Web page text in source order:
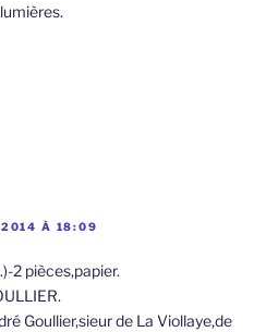
2014 À 18:09
2 pièces,papier.
Goullier,sieur de La Viollaye,de